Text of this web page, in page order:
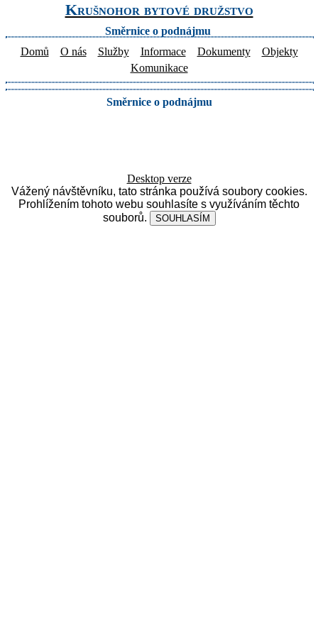
Krušnohor bytové družstvo
Směrnice o podnájmu
Domů
O nás Služby Informace Dokumenty
Objekty
Komunikace
Směrnice o podnájmu
Desktop verze
Vážený návštěvníku, tato stránka používá soubory cookies.
Prohlížením tohoto webu souhlasíte s využíváním těchto
souborů.
SOUHLASÍM